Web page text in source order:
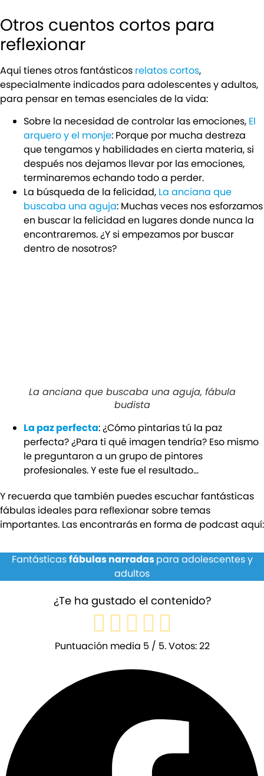
Otros cuentos cortos para
reflexionar
Aquí tienes otros fantásticos relatos cortos,
especialmente indicados para adolescentes y adultos,
para pensar en temas esenciales de la vida:
Sobre la necesidad de controlar las emociones, El
arquero y el monje: Porque por mucha destreza
que tengamos y habilidades en cierta materia, si
después nos dejamos llevar por las emociones,
terminaremos echando todo a perder.
La búsqueda de la felicidad, La anciana que
buscaba una aguja: Muchas veces nos esforzamos
en buscar la felicidad en lugares donde nunca la
encontraremos. ¿Y si empezamos por buscar
dentro de nosotros?
La anciana que buscaba una aguja, fábula
budista
La paz perfecta: ¿Cómo pintarías tú la paz
perfecta? ¿Para ti qué imagen tendría? Eso mismo
le preguntaron a un grupo de pintores
profesionales. Y este fue el resultado…
Y recuerda que también puedes escuchar fantásticas
fábulas ideales para reflexionar sobre temas
importantes. Las encontrarás en forma de podcast aquí:
Fantásticasfábulas narradaspara adolescentes y
adultos
¿Te ha gustado el contenido?
Puntuación media 5 / 5. Votos:22